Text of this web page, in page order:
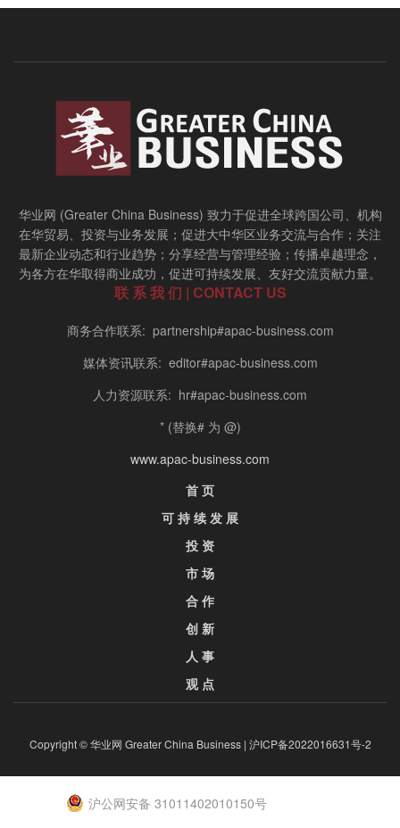
华业网 (Greater China Business) 致力于促进全球跨国公司、机构
在华贸易、投资与业务发展；促进大中华区业务交流与合作；关注
最新企业动态和行业趋势；分享经营与管理经验；传播卓越理念，
为各方在华取得商业成功，促进可持续发展、友好交流贡献力量。
联 系 我 们 | CONTACT US
商务合作联系: partnership#apac-business.com
媒体资讯联系: editor#apac-business.com
人力资源联系: hr#apac-business.com
* (替换# 为 @)
www.apac-business.com
首 页
可 持 续 发 展
投 资
市 场
合 作
创 新
人 事
观 点
Copyright © 华业网 Greater China Business | 沪ICP备2022016631号-2
沪公网安备 31011402010150号